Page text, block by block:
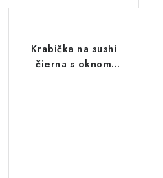
Krabička na sushi
čierna s oknom